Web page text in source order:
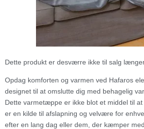
Dette produkt er desværre ikke til salg
Opdag komforten og varmen ved Hafaros
designet til at omslutte dig med behagelig
Dette varmetæppe er ikke blot et middel til
er en kilde til afslapning og velvære for
efter en lang dag eller dem, der kæmper